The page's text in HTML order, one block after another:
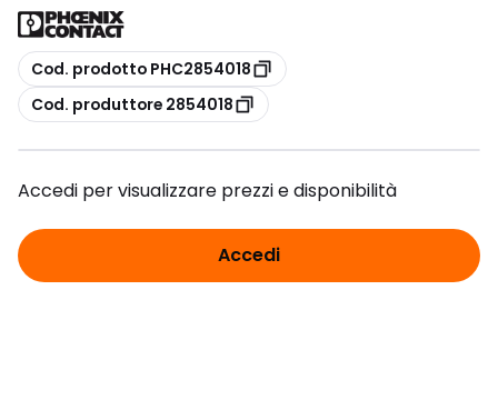
copia
Cod. prodotto PHC2854018
copia
Cod. produttore 2854018
Accedi per visualizzare prezzi e disponibilità
Accedi